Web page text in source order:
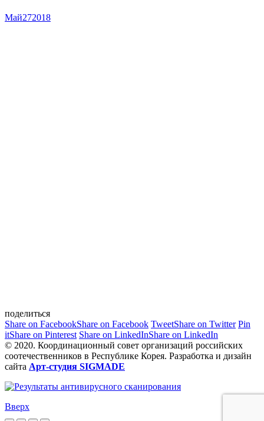
Май272018
поделиться
Share on FacebookShare on Facebook TweetShare on Twitter Pin
itShare on Pinterest Share on LinkedInShare on LinkedIn
© 2020. Координационный совет организаций российских
соотечественников в Республике Корея. Разработка и дизайн
сайта Арт-студия SIGMADE
Вверх